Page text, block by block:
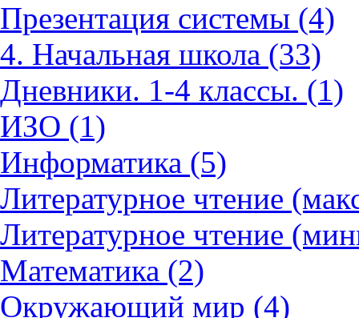
Презентация системы (4)
4. Начальная школа (33)
Дневники. 1-4 классы. (1)
ИЗО (1)
Информатика (5)
Литературное чтение
Литературное чтение
Математика (2)
Окружающий мир (4)